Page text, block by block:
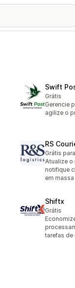
Swift
Grátis
Gerencie
agilize o
RS
Grátis
Atualize o
notifique
em massa
Shiftx
Grátis
tarefas de